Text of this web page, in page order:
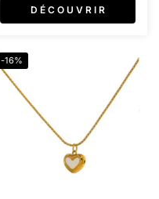
D É C O U V R I R
-16%